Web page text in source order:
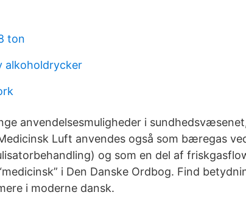
ton
alkoholdrycker
anvendelsesmuligheder i
Luft anvendes også som bæregas
og som en del af
i Den Danske Ordbog. Find
i moderne dansk.